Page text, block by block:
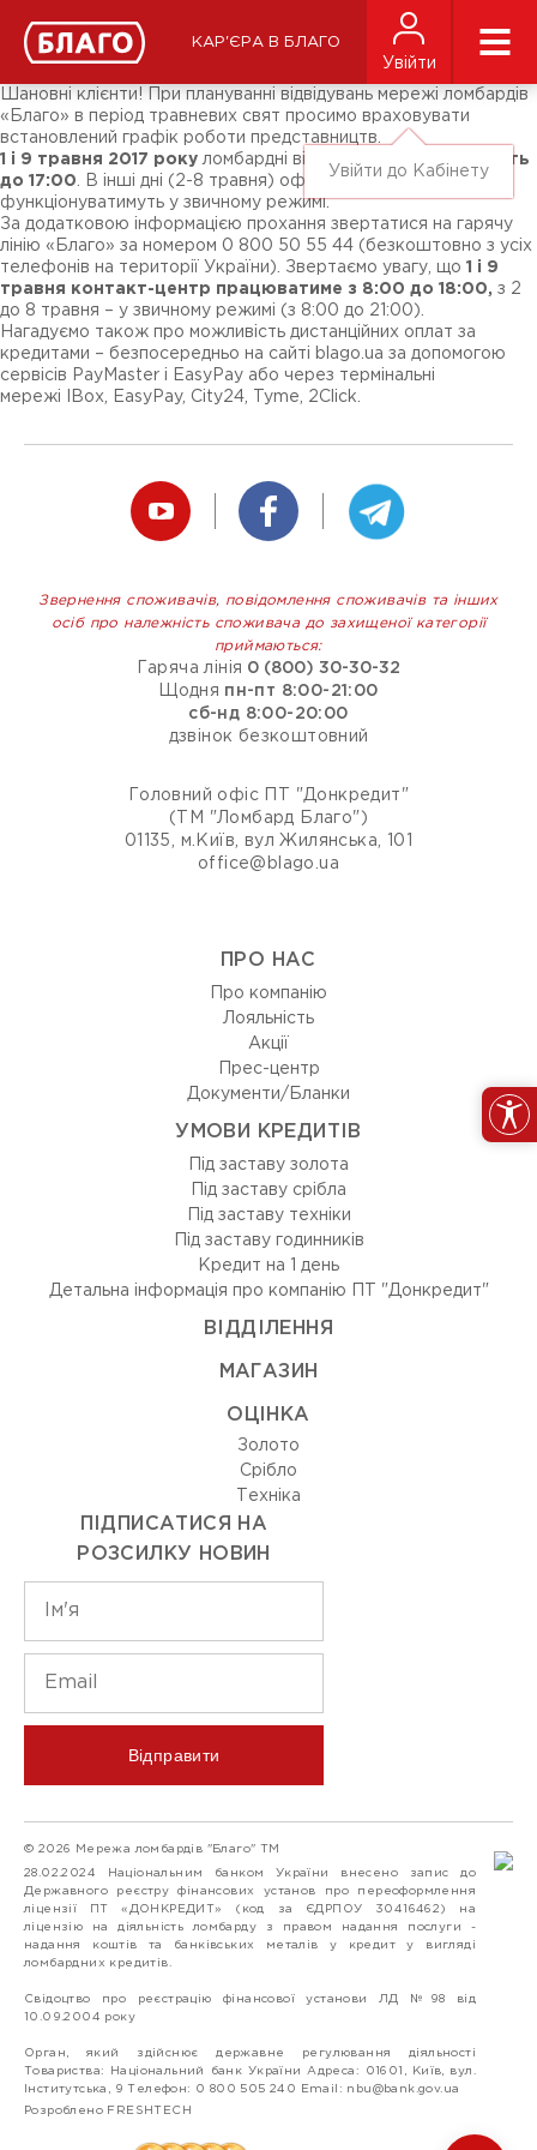
КАР'ЄРА В БЛАГО
Увійти
Увійти до Кабінету
ЗМІ про нас
Підписники соц-мереж
Ярмарки
Шановні клієнти! При плануванні відвідувань мережі ломбардів
«Благо» в період травневих свят просимо враховувати
встановлений графік роботи представництв.
1 і 9 травня 2017 року ломбардні відділення
працюватимуть
до 17:00 . В інші дні (2-8 травня) офіси «Благо»
функціонуватимуть у звичному режимі.
За додатковою інформацією прохання звертатися на гарячу
лінію «Благо» за номером 0 800 50 55 44 (безкоштовно з усіх
телефонів на території України). Звертаємо увагу, що 1 і 9
травня контакт-центр працюватиме з 8:00 до 18:00, з 2
до 8 травня – у звичному режимі (з 8:00 до 21:00).
Нагадуємо також про можливість дистанційних оплат за
кредитами – безпосередньо на сайті blago.ua за допомогою
сервісів PayMaster і EasyPay або через термінальні
мережі IBox, EasyPay, City24, Tyme, 2Click.
Звернення споживачів, повідомлення споживачів та інших
осіб про належність споживача до захищеної категорії
приймаються:
Гаряча лінія 0 (800) 30-30-32
Щодня пн-пт 8:00-21:00
сб-нд 8:00-20:00
дзвінок безкоштовний
Головний офіс ПТ "Донкредит"
(ТМ "Ломбард Благо")
01135, м.Київ, вул Жилянська, 101
office@blago.ua
ПРО НАС
Про компанію
Лояльність
Акції
Прес-центр
Документи/Бланки
УМОВИ КРЕДИТІВ
Під заставу золота
Під заставу срібла
Під заставу техніки
Під заставу годинників
Кредит на 1 день
Детальна інформація про компанію ПТ "Донкредит"
ВIДДIЛЕННЯ
МАГАЗИН
ОЦIНКА
Золото
Срiбло
Технiка
ПІДПИСАТИСЯ НА
РОЗСИЛКУ НОВИН
Відправити
© 2026 Мережа ломбардів "Благо" ТМ
28.02.2024 Національним банком України внесено запис до
Державного реєстру фінансових установ про переоформлення
ліцензії ПТ «ДОНКРЕДИТ» (код за ЄДРПОУ 30416462) на
ліцензію на діяльність ломбарду з правом надання послуги -
надання коштів та банківських металів у кредит у вигляді
ломбардних кредитів.
Свідоцтво про реєстрацію фінансової установи ЛД №98 від
10.09.2004 року
Орган, який здійснює державне регулювання діяльності
Товариства: Національний банк України Адреса: 01601, Київ, вул.
Інститутська, 9 Телефон: 0 800 505 240 Email: nbu@bank.gov.ua
Розроблено FRESHTECH